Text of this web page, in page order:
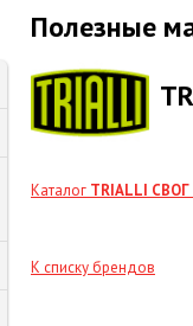
Полезные
Каталог TRIALLI СВОГ
К списку брендов